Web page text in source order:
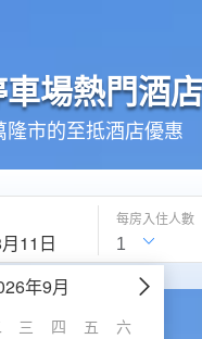
場熱門酒店
市的至抵酒店優惠
11日
年9月
三 四 五 六
每房入住人數